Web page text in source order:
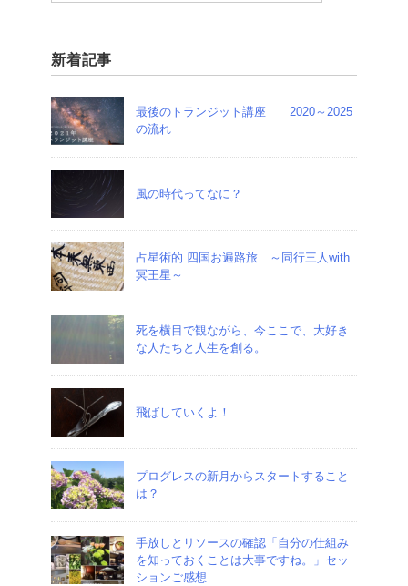
新着記事
最後のトランジット講座 2020～2025
の流れ
風の時代ってなに？
占星術的 四国お遍路旅 ～同行三人with
冥王星～
死を横目で観ながら、今ここで、大好き
な人たちと人生を創る。
飛ばしていくよ！
プログレスの新月からスタートすること
は？
手放しとリソースの確認「自分の仕組み
を知っておくことは大事ですね。」セッ
ションご感想